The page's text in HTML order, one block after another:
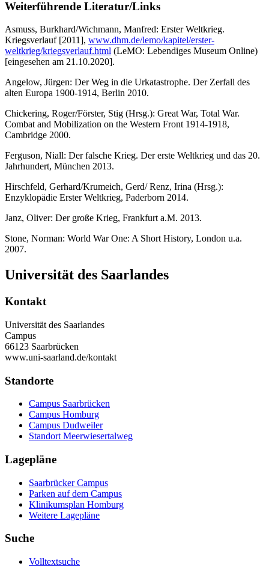
Weiterführende Literatur/Links
Asmuss, Burkhard/Wichmann, Manfred: Erster Weltkrieg.
Kriegsverlauf [2011], www.dhm.de/lemo/kapitel/erster-
weltkrieg/kriegsverlauf.html (LeMO: Lebendiges Museum Online)
[eingesehen am 21.10.2020].
Angelow, Jürgen: Der Weg in die Urkatastrophe. Der Zerfall des
alten Europa 1900-1914, Berlin 2010.
Chickering, Roger/Förster, Stig (Hrsg.): Great War, Total War.
Combat and Mobilization on the Western Front 1914-1918,
Cambridge 2000.
Ferguson, Niall: Der falsche Krieg. Der erste Weltkrieg und das 20.
Jahrhundert, München 2013.
Hirschfeld, Gerhard/Krumeich, Gerd/ Renz, Irina (Hrsg.):
Enzyklopädie Erster Weltkrieg, Paderborn 2014.
Janz, Oliver: Der große Krieg, Frankfurt a.M. 2013.
Stone, Norman: World War One: A Short History, London u.a.
2007.
Universität des Saarlandes
Kontakt
Universität des Saarlandes
Campus
66123 Saarbrücken
www.uni-saarland.de/kontakt
Standorte
Campus Saarbrücken
Campus Homburg
Campus Dudweiler
Standort Meerwiesertalweg
Lagepläne
Saarbrücker Campus
Parken auf dem Campus
Klinikumsplan Homburg
Weitere Lagepläne
Suche
Volltextsuche